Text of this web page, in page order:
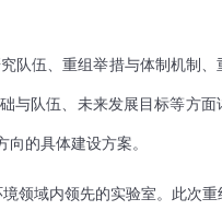
队伍、重组举措与体制机制
与队伍、未来发展目标等方面
的具体建设方案。
领域内领先的实验室。此次